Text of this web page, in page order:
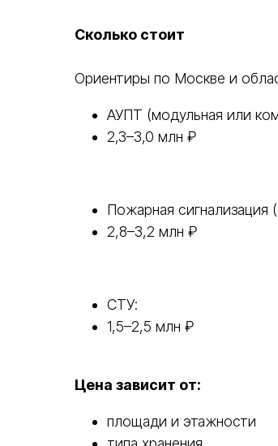
Сколько стоит
Ориентиры по Москве и
АУПТ (модульная или
2,3–3,0 млн ₽
Пожарная сигнализация
2,8–3,2 млн ₽
СТУ:
1,5–2,5 млн ₽
Цена зависит от:
площади и этажности